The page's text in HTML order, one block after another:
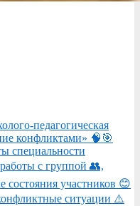
педагогическая
конфликтами» 🧠🎯
специальности
с группой 👥,
состояния участников 😊
ситуации ⚠️